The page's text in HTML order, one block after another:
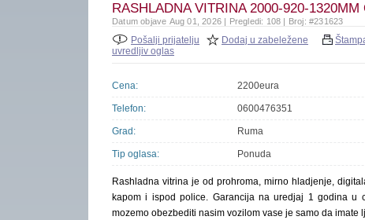
RASHLADNA VITRINA 2000-920-1320MM
Datum objave Aug 01, 2026 | Pregledi: 108 | Broj: #231623
Pošalji prijatelju Dodaj u zabeležene
uvredljiv oglas
Cena: 2200eura
Telefon: 0600476351
Grad: Ruma
Tip oglasa: Ponuda
Rashladna vitrina je od prohroma, mirno hladjenje,
kapom i ispod police. Garancija na uredjaj 1 godina u
mozemo obezbediti nasim vozilom vase je samo da imate